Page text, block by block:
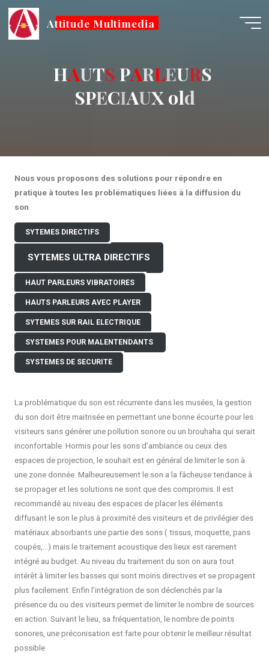
Attitude Multimedia
HAU
UTSPAR
RLEURS
S
SPEC
CI
IAUX old
Nous vous proposons des solutions pour répondre en
pratique à toutes les problématiques liées à la diffusion du
son
SYTEMES DIRECTIFS
SYTEMES ULTRA DIRECTIFS
HAUT PARLEURS VIBRATOIRES
HAUTS PARLEURS AVEC PLAYER
SYTEMES SUR RAIL ELECTRIQUE
SYSTEMES POUR MALENTENDANTS
SYSTEMES DE SECURITE
La problématique du son est récurrente dans les musées, la gestion
du son doit être maitrisée en permettant une bonne écourte pour les
visiteurs sans générer une pollution sonore ou un brouhaha qui serait
inconfortable. Hormis pour les sons d’ambiance ou ceux des
espaces de projection, le souhait est en général de limiter le son à
une zone donnée. Malheureusement le son a la fâcheuse tendance à
se propager et les solutions ne sont que des compromis. Il est
recommandé au niveau des espaces de placer les éléments
diffusant le son le plus à proximité des visiteurs et de privilégier des
matériaux absorbants une partie des sons ( tissus, moquette, pans
coupés,…) mais le traitement acoustique des lieux est rarement
intégré au budget. Au niveau du traitement du son on aura tout
intérêt à limiter les basses qui sont moins directives et se propagent
plus facilement. Enfin l’intégration de son déclenchés par la
présence du ou des visiteurs permet de limiter le nombre de sources
en action. Suivant le lieu, sa fréquentation, le nombre de points
sonores, une préconisation est faite pour obtenir le meilleur résultat
possible